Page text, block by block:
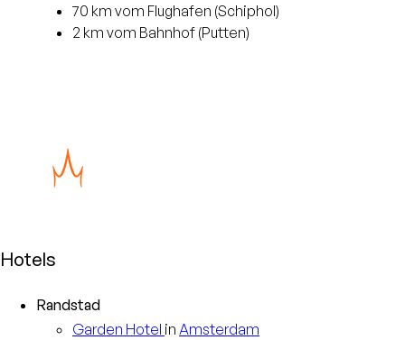
70 km vom Flughafen (Schiphol)
2 km vom Bahnhof (Putten)
Hotels
Randstad
Garden Hotel in Amsterdam